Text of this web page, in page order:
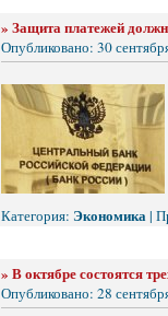
» Защита платежей
Опубликовано: 30
Категория: Экономика|
» В октябре состоятся
Опубликовано: 28